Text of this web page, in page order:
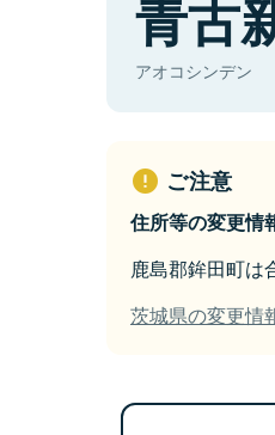
青古
アオコシンデン
ご注意
住所等の変更情
鹿島郡鉾田町は
茨城県の変更情